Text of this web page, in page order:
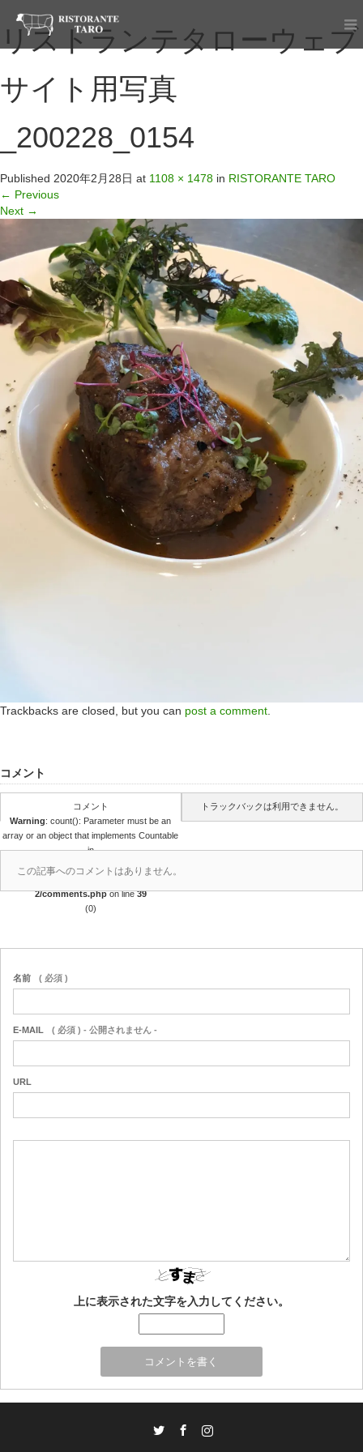
リストランテタローウェブ
サイト用写真
_200228_0154
Published 2020年2月28日 at 1108 × 1478 in RISTORANTE TARO
← Previous
Next →
Trackbacks are closed, but you can post a comment.
コメント
コメント
Warning: count(): Parameter must be an
array or an object that implements Countable
in
/home/r4688280/public_html/takedataro.c
2/comments.phpon line39
(0)
トラックバックは利用できません。
この記事へのコメントはありません。
名前 ( 必須 )
E-MAIL ( 必須 ) - 公開されません -
URL
上に表示された文字を入力してください。